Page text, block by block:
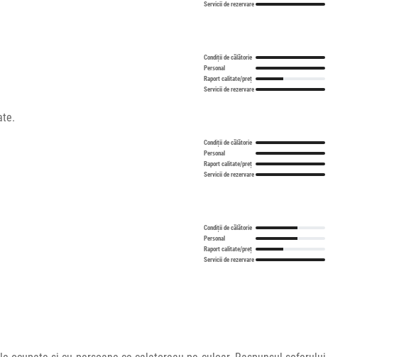
Servicii de rezervare
Condiții de călătorie
Personal
Raport calitate/preț
Servicii de rezervare
Condiții de călătorie
Personal
Raport calitate/preț
Servicii de rezervare
Condiții de călătorie
Personal
Raport calitate/preț
Servicii de rezervare